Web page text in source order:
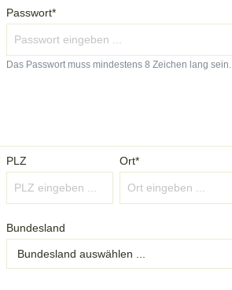
Passwort*
Das Passwort muss mindestens 8 Zeichen lang sein.
PLZ Ort*
Bundesland